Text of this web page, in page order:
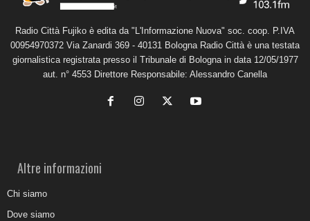
Radio Città Fujiko è edita da "L'Informazione Nuova" soc. coop. P.IVA
00954970372 Via Zanardi 369 - 40131 Bologna Radio Città è una testata
giornalistica registrata presso il Tribunale di Bologna in data 12/05/1977
aut. n° 4553 Direttore Responsabile: Alessandro Canella
Altre informazioni
Chi siamo
Dove siamo